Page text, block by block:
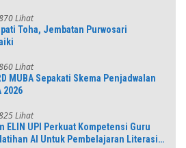
Lihat
Toha, Jembatan Purwosari
Lihat
MUBA Sepakati Skema Penjadwalan
2026
Lihat
ELIN UPI Perkuat Kompetensi Guru
AI Untuk Pembelajaran Literasi